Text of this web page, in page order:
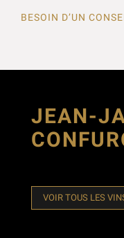
BESOIN D’UN
JEAN-
VOIR TOUS LES